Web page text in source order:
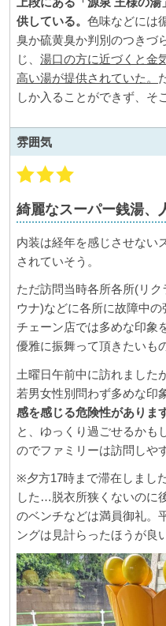
供している。 色味などには
臭か硫黄臭か判別のつきづ
じ、 湯口の方に近づくと金
高い湯が提供されていた。
しか入ることができず、そ
雰囲気
綺麗なスーパー銭湯、
内装は経年を感じさせない
されていそう。
ただ訪問当時各所各所(リ
ウナ)などに各所に故障中
チェーン店では多めな印象
優雅に振舞って頂きたいも
土曜日午前中に訪れました
若男女性別問わず多めな印象
感を感じる危険性があります
と、ゆっくり過ごせるかも
のでファミリーは訪問しや
※夕方17時まで滞在しまし
した…脱衣所狭くないのに
のベンチなどは満員御礼。
ングは見計らったほうが良